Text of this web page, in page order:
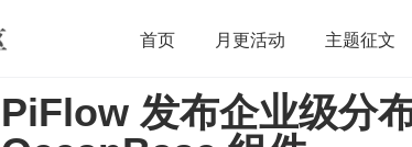
首页 月更活动 主题征文
开源 架构 OpenHarmony 算法
PiFlow 发布企业级分